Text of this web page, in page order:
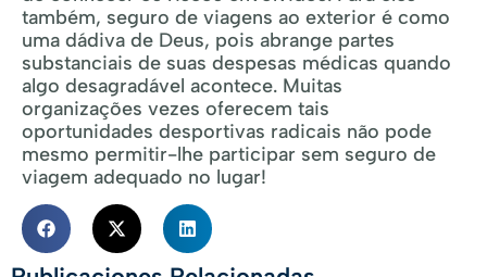
também, seguro de viagens ao exterior é como
uma dádiva de Deus, pois abrange partes
substanciais de suas despesas médicas quando
algo desagradável acontece. Muitas
organizações vezes oferecem tais
oportunidades desportivas radicais não pode
mesmo permitir-lhe participar sem seguro de
viagem adequado no lugar!